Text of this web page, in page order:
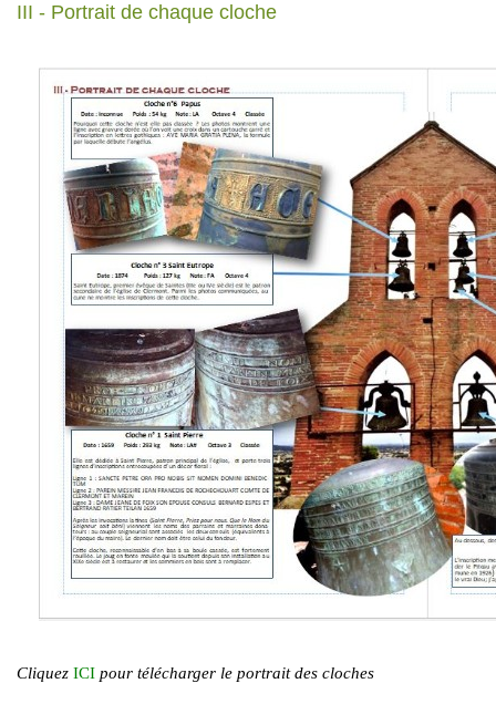
III - Portrait de chaque cloche
Cliquez ICI pour télécharger le portrait des cloches